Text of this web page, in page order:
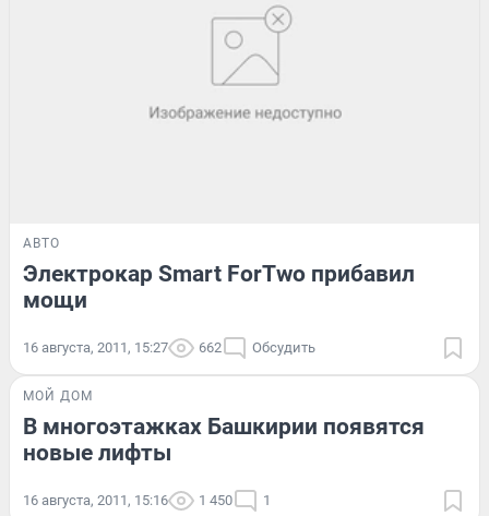
АВТО
Электрокар Smart ForTwo прибавил
мощи
16 августа, 2011, 15:27 662 Обсудить
МОЙ ДОМ
В многоэтажках Башкирии появятся
новые лифты
16 августа, 2011, 15:16 1 450 1